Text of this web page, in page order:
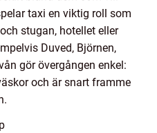
taxi en viktig roll som
stugan, hotellet eller
Duved, Björnen,
gör övergången enkel:
och är snart framme